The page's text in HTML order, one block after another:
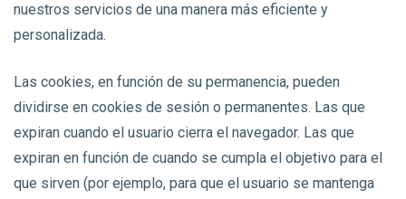
nuestros servicios de una manera más eficiente y
personalizada.
Las cookies, en función de su permanencia, pueden
dividirse en cookies de sesión o permanentes. Las que
expiran cuando el usuario cierra el navegador. Las que
expiran en función de cuando se cumpla el objetivo para el
que sirven (por ejemplo, para que el usuario se mantenga